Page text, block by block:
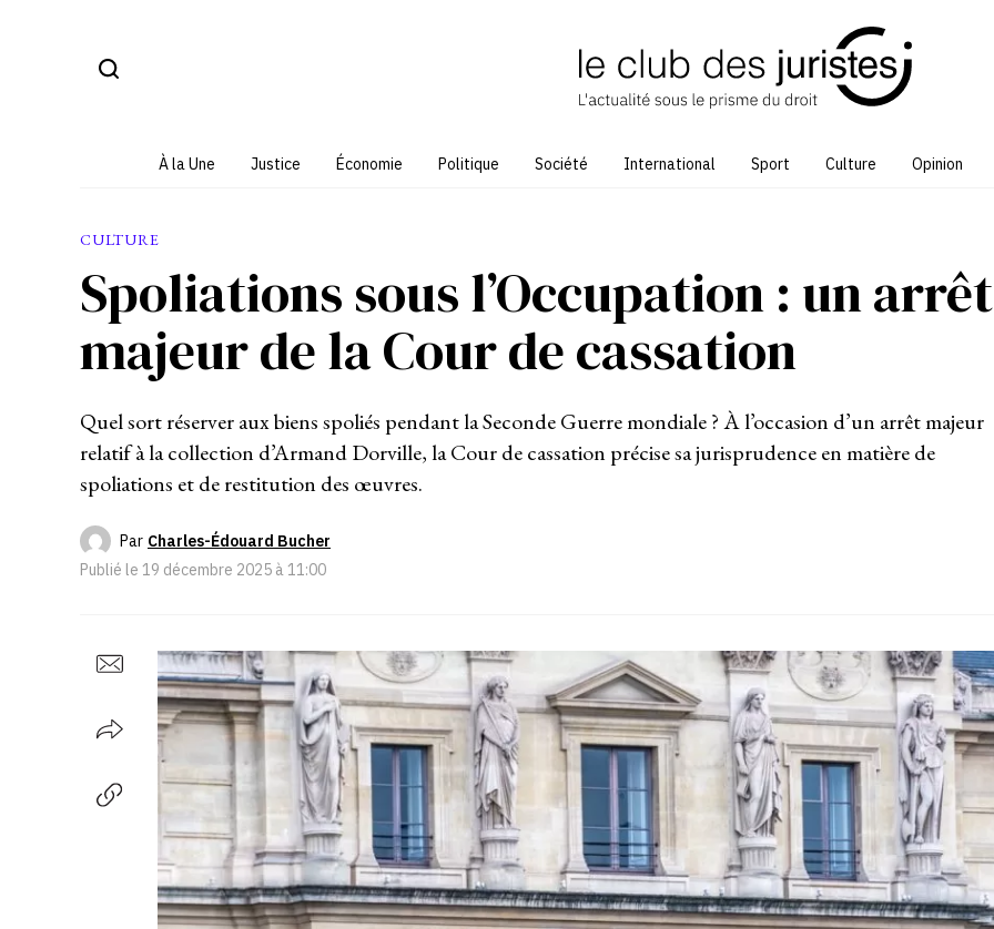
À la Une Justice Économie Politique Société International Sport Culture Opinion
CULTURE
Spoliations sous l’Occupation : un arrêt
majeur de la Cour de cassation
Quel sort réserver aux biens spoliés pendant la Seconde Guerre mondiale ? À l’occasion d’un arrêt majeur
relatif à la collection d’Armand Dorville, la Cour de cassation précise sa jurisprudence en matière de
spoliations et de restitution des œuvres.
Par Charles-Édouard Bucher
Publié le 19 décembre 2025 à 11:00